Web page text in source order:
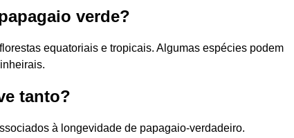
verde?
equatoriais e tropicais. Algumas espécies podem
tanto?
à longevidade de papagaio-verdadeiro.